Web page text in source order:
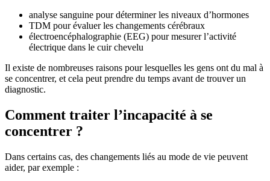
analyse sanguine pour déterminer les niveaux d’hormones
TDM pour évaluer les changements cérébraux
électroencéphalographie (EEG) pour mesurer l’activité
électrique dans le cuir chevelu
Il existe de nombreuses raisons pour lesquelles les gens ont du mal à
se concentrer, et cela peut prendre du temps avant de trouver un
diagnostic.
Comment traiter l’incapacité à se
concentrer ?
Dans certains cas, des changements liés au mode de vie peuvent
aider, par exemple :